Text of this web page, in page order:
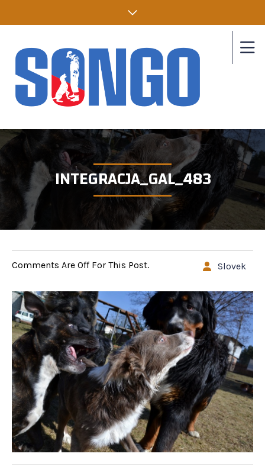
INTEGRACJA_GAL_483
Slovek
Comments Are Off For This Post.